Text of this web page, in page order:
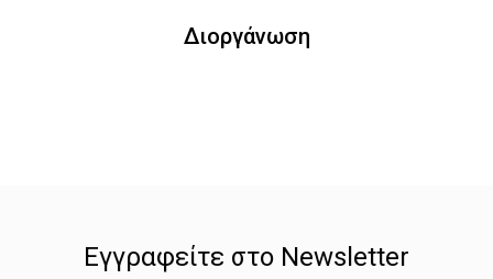
Διοργάνωση
Εγγραφείτε στο Newsletter